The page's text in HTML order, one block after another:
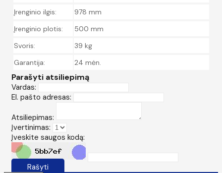
Įrenginio ilgis:
978 mm
Įrenginio plotis:
500 mm
Svoris:
39 kg
Garantija:
24 mėn.
Parašyti atsiliepimą
Vardas:
El. pašto adresas:
Atsiliepimas:
Įvertinimas:
Įveskite saugos kodą:
Rašyti